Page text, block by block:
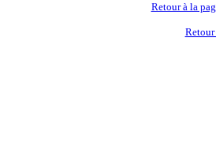
Retour à la
Retour